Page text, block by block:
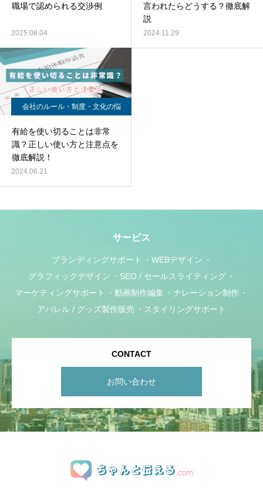
職場で認められる交渉例
2025.08.04
言われたらどうする？徹底解
説
2024.11.29
会社のルール・制度・文化の悩
有給を使い切ることは非常
識？正しい使い方と注意点を
徹底解説！
2024.06.21
サービス
ブランディングサポート
WEBデザイン
グラフィックデザイン
SEO / セールスライティング
マーケティングサポート
動画制作編集
ナレーション制作
アパレル / グッズ製作販売
スタイリングサポート
CONTACT
お問い合わせ